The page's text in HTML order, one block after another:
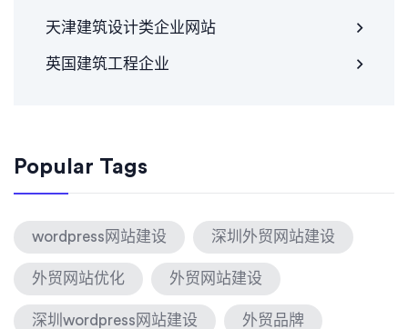
天津建筑设计类企业网站
英国建筑工程企业
Popular Tags
wordpress网站建设 深圳外贸网站建设
外贸网站优化 外贸网站建设
深圳wordpress网站建设 外贸品牌